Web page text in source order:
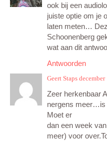
ook bij een
juiste optie om je
laten meten…
Schoonenberg
wat aan dit
Antwoorden
Geert Staps
Zeer herkenbaar
nergens meer…is
Moet er
dan een week
meer) voor